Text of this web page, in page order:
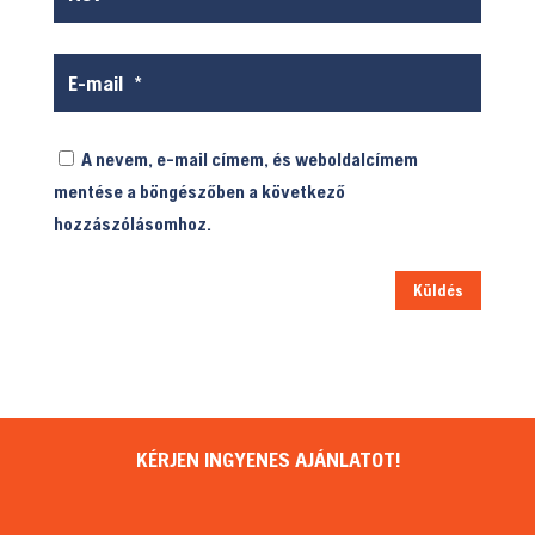
A nevem, e-mail címem, és weboldalcímem
mentése a böngészőben a következő
hozzászólásomhoz.
Küldés
KÉRJEN INGYENES AJÁNLATOT!